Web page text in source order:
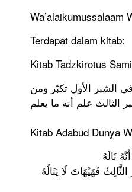
Wa’alaikumussalaam
Terdapat dalam kitab:
Kitab Tadzkirotus
الشبر الأول تكبّر ومن
علم أنه ما يعلم
Kitab Adabud Dunya
فَهَيْهَاتَ لَا يَنَالُهُ